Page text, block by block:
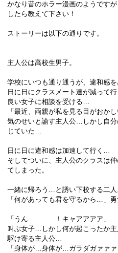
かなり昔のホラー漫画のようです
したら教えて下さい！
ストーリーは以下の通りです。
主人公は高校生男子。
学校にいつも通り通うが、違和感
日に日にクラスメート達が減って
良い女子に相談を受ける…
「最近、両親が私を見る目がおか
気のせいと諭す主人公…しかし自
じていた…
日に日に違和感は加速して行く…
そしてついに、主人公のクラスは
てしまった。
一緒に帰ろう…と誘い下校する二人
「何があっても君を守るから…」勇
「うん…………！キャアアアア」
叫ぶ女子…しかし何が起こったか
駆け寄る主人公…
「身体が…身体が…ガラダガァァァ